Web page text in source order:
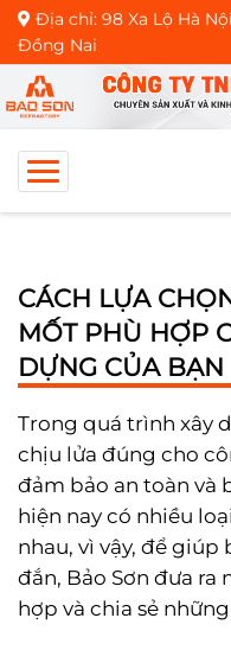
Địa chỉ: 98 Xa Lộ Hà
Đồng Nai
CÁCH LỰA
MỐT PHÙ HỢP
DỰNG CỦA BẠN
Trong quá trình xây
chịu lửa đúng cho
đảm bảo an toàn và
hiện nay có nhiều
nhau, vì vậy, để
đắn, Bảo Sơn đưa ra
hợp và chia sẻ